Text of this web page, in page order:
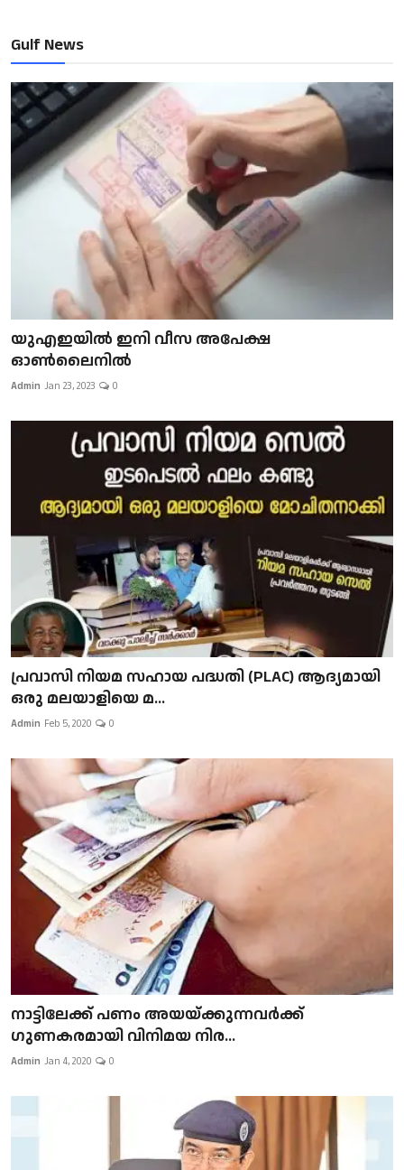
Gulf News
യുഎഇയിൽ ഇനി വീസ അപേക്ഷ
ഓൺലൈനിൽ
Admin Jan 23, 2023 0
പ്രവാസി നിയമ സഹായ പദ്ധതി (PLAC) ആദ്യമായി
ഒരു മലയാളിയെ മ...
Admin Feb 5, 2020 0
നാട്ടിലേക്ക് പണം അയയ്ക്കുന്നവർക്ക്
ഗുണകരമായി വിനിമയ നിര...
Admin Jan 4, 2020 0